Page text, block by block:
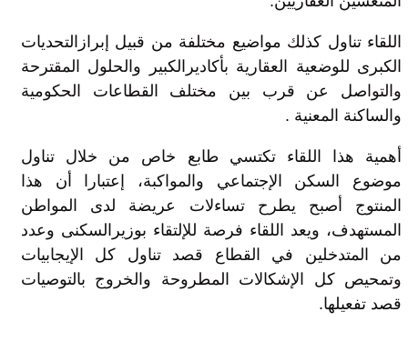
اللقاء تناول كذلك مواضيع مختلفة من قبيل إبرازالتحديات
الكبرى للوضعية العقارية بأكاديرالكبير والحلول المقترحة
والتواصل عن قرب بين مختلف القطاعات الحكومية
والساكنة المعنية .
أهمية هذا اللقاء تكتسي طابع خاص من خلال تناول
موضوع السكن الإجتماعي والمواكبة، إعتبارا أن هذا
المنتوج أصبح يطرح تساءلات عريضة لدى المواطن
المستهدف، ويعد اللقاء فرصة للإلتقاء بوزيرالسكنى وعدد
من المتدخلين في القطاع قصد تناول كل الإيجابيات
وتمحيص كل الإشكالات المطروحة والخروج بالتوصيات
قصد تفعيلها.